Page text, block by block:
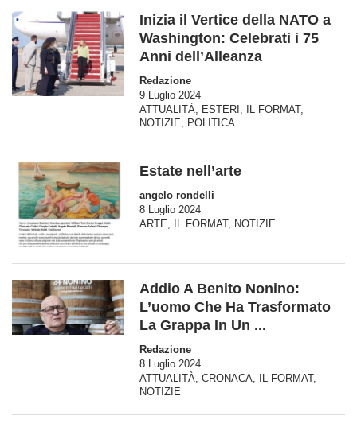
Inizia il Vertice della NATO a
Washington: Celebrati i 75
Anni dell’Alleanza
Redazione
9 Luglio 2024
ATTUALITÀ
ESTERI IL FORMAT,
NOTIZIE
POLITICA
Estate nell’arte
angelo rondelli
8 Luglio 2024
ARTE
IL FORMAT, NOTIZIE
Addio A Benito Nonino:
L’uomo Che Ha Trasformato
La Grappa In Un ...
Redazione
8 Luglio 2024
ATTUALITÀ, CRONACA, IL FORMAT,
NOTIZIE